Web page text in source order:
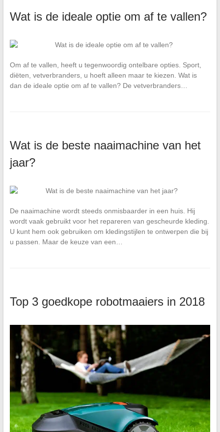
Wat is de ideale optie om af te vallen?
Om af te vallen, heeft u tegenwoordig ontelbare opties. Sport,
diëten, vetverbranders, u hoeft alleen maar te kiezen. Wat is
dan de ideale optie om af te vallen? De vetverbranders…
Wat is de beste naaimachine van het
jaar?
De naaimachine wordt steeds onmisbaarder in een huis. Hij
wordt vaak gebruikt voor het repareren van gescheurde kleding.
U kunt hem ook gebruiken om kledingstijlen te ontwerpen die bij
u passen. Maar de keuze van een…
Top 3 goedkope robotmaaiers in 2018